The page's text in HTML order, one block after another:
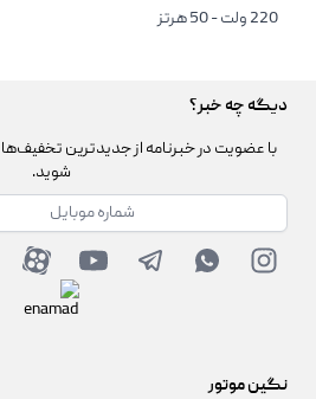
220 ولت - 50 هرتز
دیگه چه خبر؟
با عضویت در خبرنامه از جدیدترین
شوید.
شماره همراه
نگین موتور